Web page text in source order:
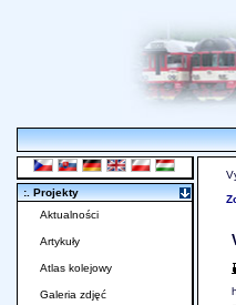
:. Projekty
Aktualności
Artykuły
Atlas kolejowy
Galeria zdjęć